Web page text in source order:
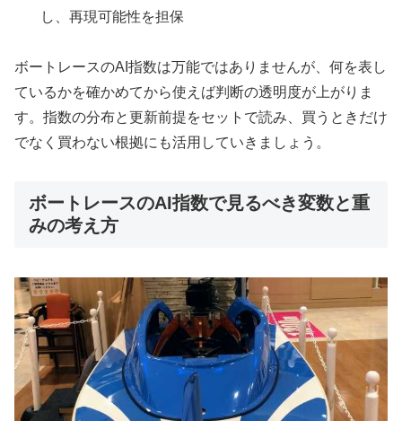
し、再現可能性を担保
ボートレースのAI指数は万能ではありませんが、何を表し
ているかを確かめてから使えば判断の透明度が上がりま
す。指数の分布と更新前提をセットで読み、買うときだけ
でなく買わない根拠にも活用していきましょう。
ボートレースのAI指数で見るべき変数と重
みの考え方